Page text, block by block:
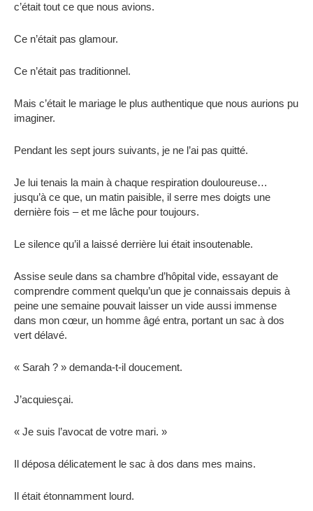
c’était tout ce que nous avions.
Ce n’était pas glamour.
Ce n’était pas traditionnel.
Mais c’était le mariage le plus authentique que nous aurions pu
imaginer.
Pendant les sept jours suivants, je ne l’ai pas quitté.
Je lui tenais la main à chaque respiration douloureuse…
jusqu’à ce que, un matin paisible, il serre mes doigts une
dernière fois – et me lâche pour toujours.
Le silence qu’il a laissé derrière lui était insoutenable.
Assise seule dans sa chambre d’hôpital vide, essayant de
comprendre comment quelqu’un que je connaissais depuis à
peine une semaine pouvait laisser un vide aussi immense
dans mon cœur, un homme âgé entra, portant un sac à dos
vert délavé.
« Sarah ? » demanda-t-il doucement.
J’acquiesçai.
« Je suis l’avocat de votre mari. »
Il déposa délicatement le sac à dos dans mes mains.
Il était étonnamment lourd.